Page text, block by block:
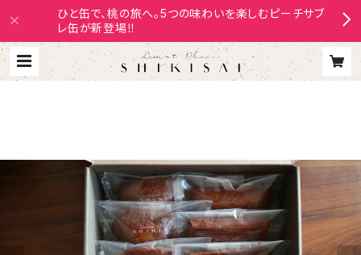
ひと缶で、桃の旅へ。5つの味わいを楽しむピーチサブ
レ缶が新登場‼